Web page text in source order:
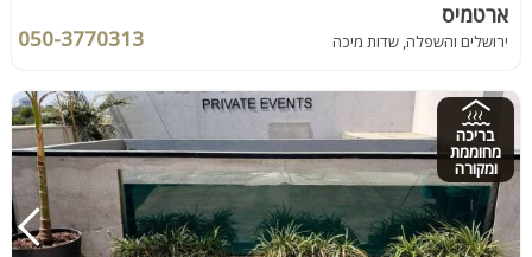
ארטמיס
ירושלים והשפלה, שדות מיכה 050-3770313
בריכה
מחוממת
ומקורה